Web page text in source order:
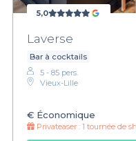
5,0
Laverse
Bar à cocktails
5 - 85 pers.
Vieux-Lille
€ Économique
Privateaser : 1 tournée de